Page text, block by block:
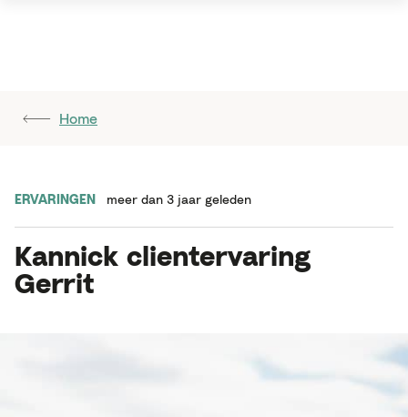
Home
ERVARINGEN meer dan 3 jaar geleden
Kannick clientervaring
Gerrit